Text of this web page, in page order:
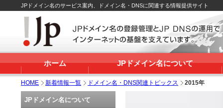
JPドメイン名のサービス案内、ドメイン名・DNSに関連する情報提供サイト
ホーム JPドメイン名について
HOME 新着情報一覧 ドメイン名・DNS関連トピックス 2015年
JPドメイン名について